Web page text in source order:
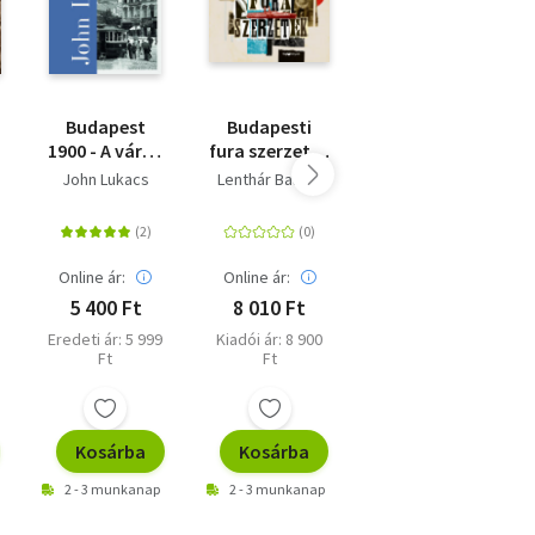
Budapest
1900 - A város
és kultúrája
John Lukacs
Online ár:
5 400 Ft
Eredeti ár: 5 999
Ft
Kosárba
2 - 3 munkanap
Budapesti
fura szerzetek
- Versfaragók,
kalandorok és
kóklerek a 19-
20. századból
Lenthár Balázs
Online ár:
8 010 Ft
Kiadói ár: 8 900
Ft
Kosárba
2 - 3 munkanap